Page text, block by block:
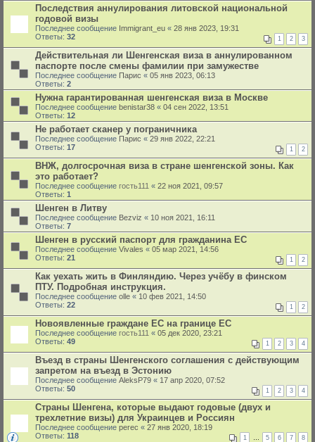
Последствия аннулирования литовской национальной
годовой визы
Последнее сообщение Immigrant_eu « 28 янв 2023, 19:31
Ответы: 32 1 2 3
Действительная ли Шенгенская виза в аннулированном
паспорте после смены фамилии при замужестве
Последнее сообщение Парис « 05 янв 2023, 06:13
Ответы: 2
Нужна гарантированная шенгенская виза в Москве
Последнее сообщение benistar38 « 04 сен 2022, 13:51
Ответы: 12
Не работает сканер у пограничника
Последнее сообщение Парис « 29 янв 2022, 22:21
Ответы: 17 1 2
ВНЖ, долгосрочная виза в стране шенгенской зоны. Как
это работает?
Последнее сообщение гость111 « 22 ноя 2021, 09:57
Ответы: 1
Шенген в Литву
Последнее сообщение Bezviz « 10 ноя 2021, 16:11
Ответы: 7
Шенген в русский паспорт для гражданина ЕС
Последнее сообщение Vivales « 05 мар 2021, 14:56
Ответы: 21 1 2
Как уехать жить в Финляндию. Через учёбу в финском
ПТУ. Подробная инструкция.
Последнее сообщение olle « 10 фев 2021, 14:50
Ответы: 22 1 2
Новоявленные граждане ЕС на границе ЕС
Последнее сообщение гость111 « 05 дек 2020, 23:21
Ответы: 49 1 2 3 4
Въезд в страны Шенгенского соглашения с действующим
запретом на въезд в Эстонию
Последнее сообщение AleksP79 « 17 апр 2020, 07:52
Ответы: 50 1 2 3 4
Страны Шенгена, которые выдают годовые (двух и
трехлетние визы) для Украинцев и Россиян
Последнее сообщение perec « 27 янв 2020, 18:19
Ответы: 118 1 … 5 6 7 8